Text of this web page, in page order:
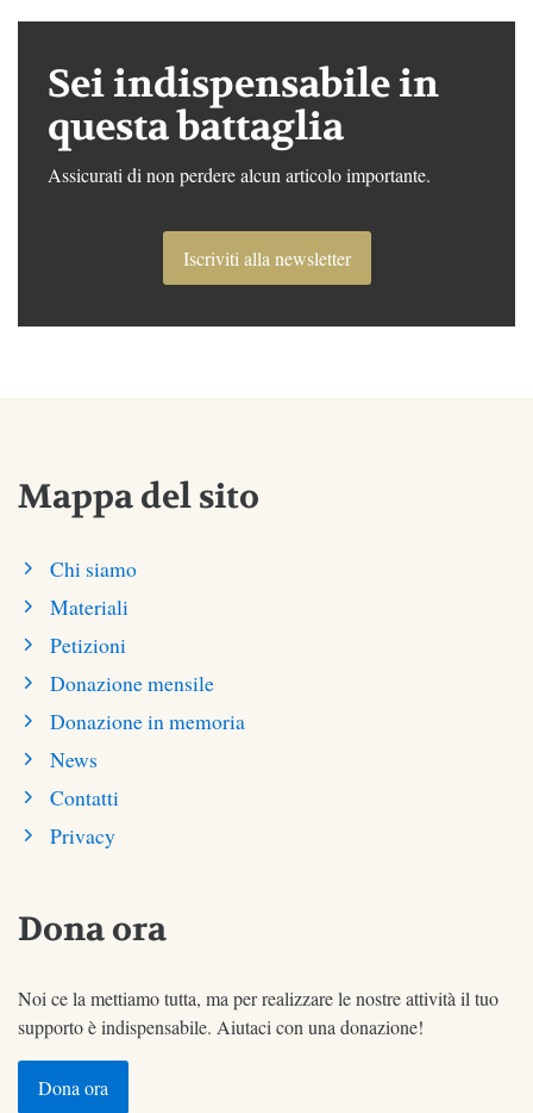
Sei indispensabile in
questa battaglia
Assicurati di non perdere alcun articolo importante.
Iscriviti alla newsletter
Mappa del sito
Chi siamo
Materiali
Petizioni
Donazione mensile
Donazione in memoria
News
Contatti
Privacy
Dona ora
Noi ce la mettiamo tutta, ma per realizzare le nostre attività il tuo
supporto è indispensabile. Aiutaci con una donazione!
Dona ora